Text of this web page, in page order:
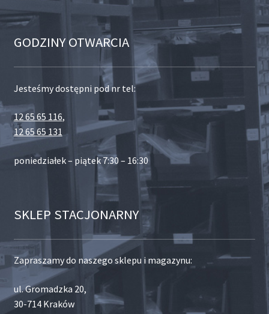
GODZINY OTWARCIA
Jesteśmy dostępni pod nr tel:
12 65 65 116,
12 65 65 131
poniedziałek – piątek 7:30 – 16:30
SKLEP STACJONARNY
Zapraszamy do naszego sklepu i magazynu:
ul. Gromadzka 20,
30-714 Kraków